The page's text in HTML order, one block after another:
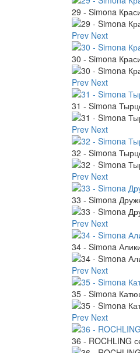
29 - Simona
Prev Next
30 - Simona
Prev Next
31 - Simona
Prev Next
32 - Simona
Prev Next
33 - Simona
Prev Next
34 - Simona
Prev Next
35 - Simona
Prev Next
36 - ROCHLING